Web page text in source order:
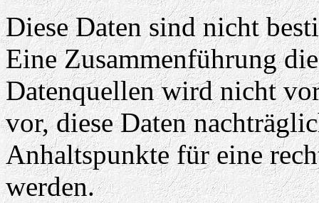
Diese Daten sind nicht
Eine Zusammenführung
Datenquellen wird nicht
vor, diese Daten
Anhaltspunkte für eine
werden.